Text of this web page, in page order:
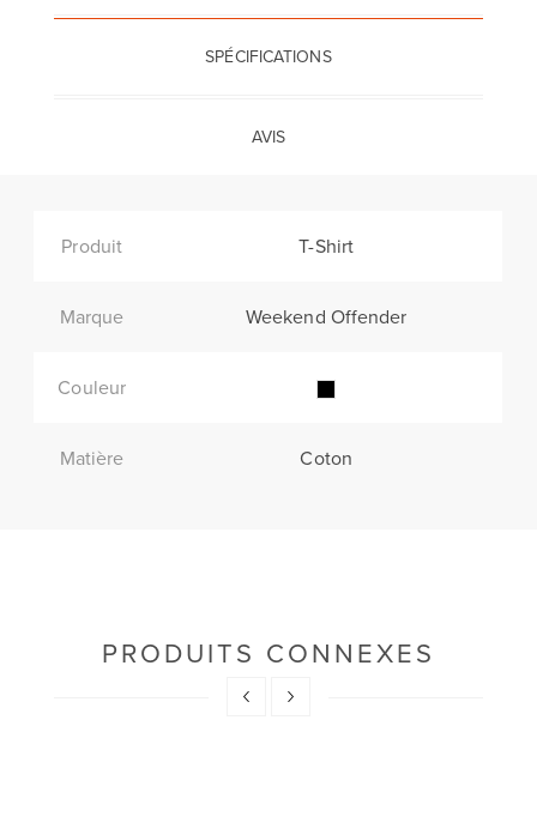
SPÉCIFICATIONS
AVIS
Produit T-Shirt
Marque Weekend Offender
Couleur
Matière Coton
PRODUITS CONNEXES